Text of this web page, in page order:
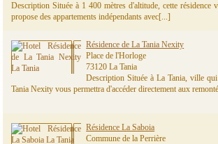
Description Située à 1 400 mètres d'altitude, cette
propose des appartements indépendants avec[...]
Résidence de La Tania Nexity
Place de l'Horloge
73120 La Tania
Description Située à La Tania, ville
Tania Nexity vous permettra d'accéder directement aux
Résidence La Saboia
Commune de la Perrière